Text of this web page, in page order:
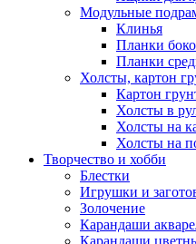
Модульные
Клинья
Планки
Планки
Холсты, картон
Картон
Холсты в
Холсты на
Холсты на
Творчество и хобби
Блестки
Игрушки и
Золочение
Карандаши
Карандаши